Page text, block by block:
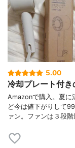
5.00
冷却プレート付き
Amazonで購入。夏に
ど今は値下がりして
ァン。ファンは３段